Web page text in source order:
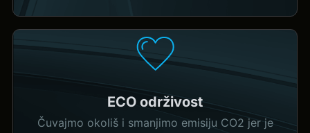
ECO održivost
Čuvajmo okoliš i smanjimo emisiju CO2 jer je